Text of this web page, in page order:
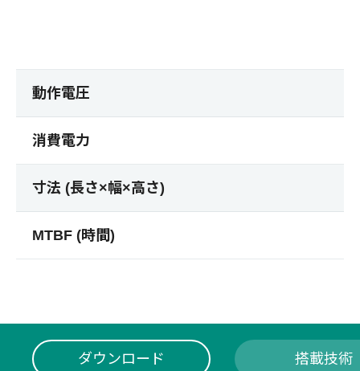
動作電圧
消費電力
寸法 (長さ×幅×高さ)
MTBF (時間)
ダウンロード 搭載技術